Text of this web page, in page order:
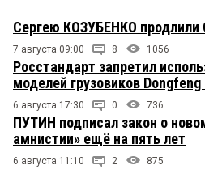
Сергею КОЗУБЕНКО продлили
7 августа 09:00 8 1056
Росстандарт запретил
моделей грузовиков
6 августа 17:30 0 736
ПУТИН подписал закон о
амнистии» ещё на пять лет
6 августа 11:10 2 875